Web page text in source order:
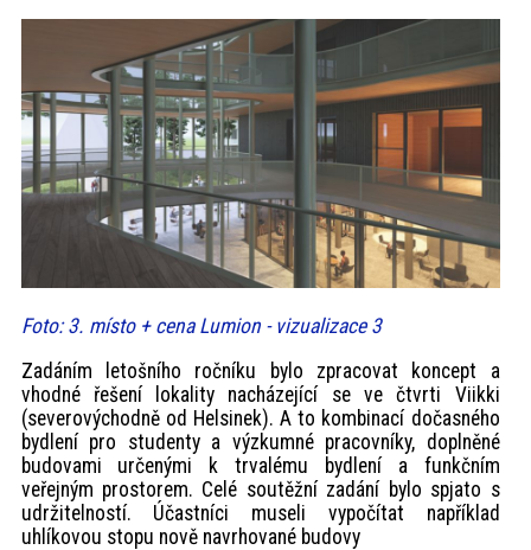
Foto: 3. místo + cena Lumion - vizualizace 3
Zadáním letošního ročníku bylo zpracovat koncept a
vhodné řešení lokality nacházející se ve čtvrti Viikki
(severovýchodně od Helsinek). A to kombinací dočasného
bydlení pro studenty a výzkumné pracovníky, doplněné
budovami určenými k trvalému bydlení a funkčním
veřejným prostorem. Celé soutěžní zadání bylo spjato s
udržitelností. Účastníci museli vypočítat například
uhlíkovou stopu nově navrhované budovy